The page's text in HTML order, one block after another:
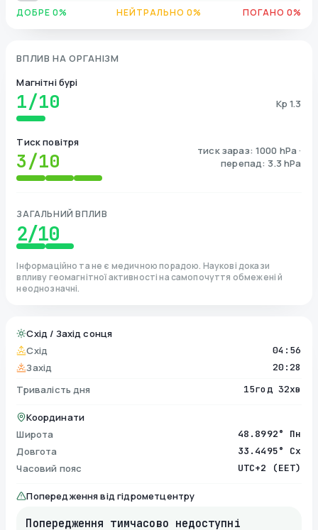
ДОБРЕ 0% НЕЙТРАЛЬНО 0% ПОГАНО 0%
ВПЛИВ НА ОРГАНІЗМ
Магнітні бурі
1/10 Kp 1.3
Тиск повітря
3/10
тиск зараз: 1000 hPa ·
перепад: 3.3 hPa
ЗАГАЛЬНИЙ ВПЛИВ
2/10
Інформаційно та не є медичною порадою. Наукові докази
впливу геомагнітної активності на самопочуття обмежені й
неоднозначні.
Схід / Захід сонця
Схід
04:56
Захід 20:28
Тривалість дня 15год 32хв
Координати
Широта
48.8992° Пн
Довгота 33.4495° Сх
Часовий пояс UTC+2 (EET)
Попередження від гідрометцентру
Попередження тимчасово недоступні